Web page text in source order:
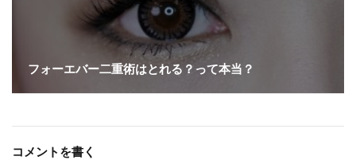
フォーエバー二重術はとれる？って本当？
コメントを書く